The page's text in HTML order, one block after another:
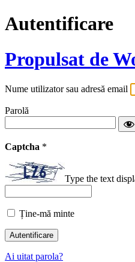
Autentificare
Propulsat de
Nume utilizator sau adresă email
Parolă
Captcha *
Type the text
Ține-mă minte
Ai uitat parola?